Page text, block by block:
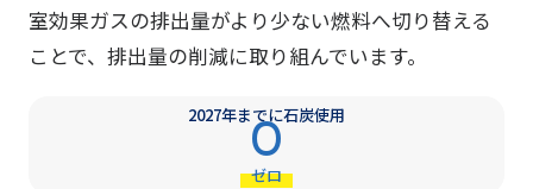
室効果ガスの排出量がより少ない燃料へ切り替える
ことで、排出量の削減に取り組んでいます。
2027年までに石炭使用
0
ゼロ